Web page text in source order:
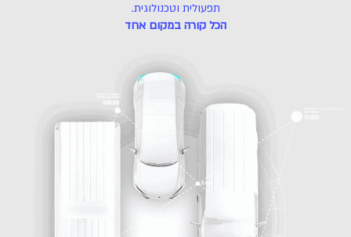
תפעולית וטכנולוגית.
הכל קורה במקום אחד